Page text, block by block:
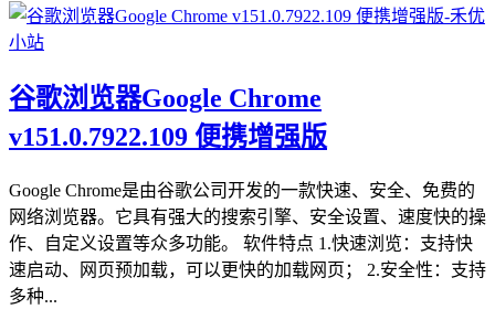
谷歌浏览器Google Chrome
v151.0.7922.109 便携增强版
Google Chrome是由谷歌公司开发的一款快速、安全、免费的
网络浏览器。它具有强大的搜索引擎、安全设置、速度快的操
作、自定义设置等众多功能。 软件特点 1.快速浏览：支持快
速启动、网页预加载，可以更快的加载网页； 2.安全性：支持
多种...